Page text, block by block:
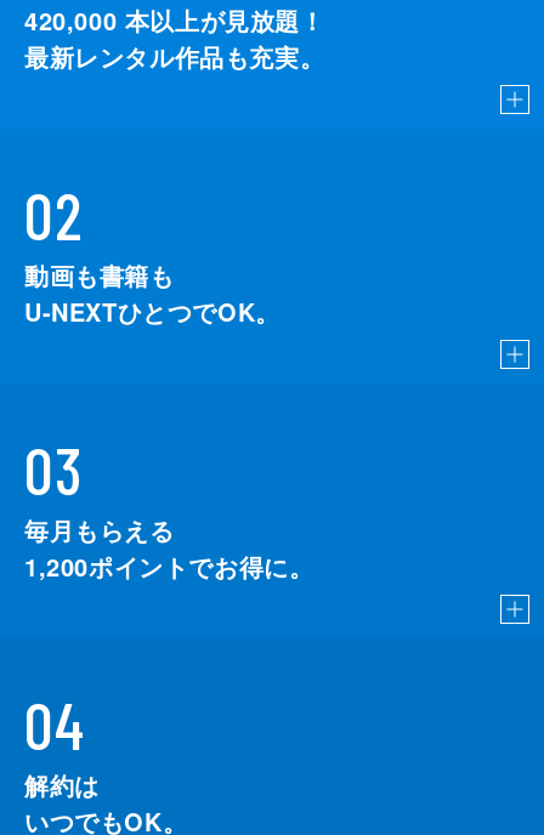
420,000 本以上が見放題！
最新レンタル作品も充実。
02
動画も書籍も
U-NEXTひとつでOK。
03
毎月もらえる
1,200ポイントでお得に。
04
解約は
いつでもOK。